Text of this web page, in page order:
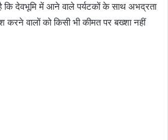
देवभूमि में आने वाले पर्यटकों के साथ अभद्रता
वालों को किसी भी कीमत पर बख्शा नहीं